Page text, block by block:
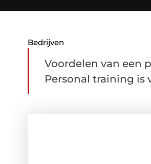
Bedrijven
Voordelen van een
Personal training is